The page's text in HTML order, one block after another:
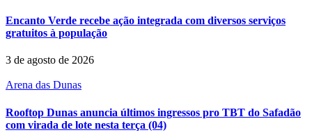
Encanto Verde recebe ação integrada com diversos serviços
gratuitos à população
3 de agosto de 2026
Arena das Dunas
Rooftop Dunas anuncia últimos ingressos pro TBT do Safadão
com virada de lote nesta terça (04)